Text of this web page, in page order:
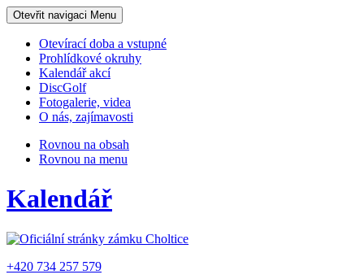
Otevřit navigaci Menu
Otevírací doba a vstupné
Prohlídkové okruhy
Kalendář akcí
DiscGolf
Fotogalerie, videa
O nás, zajímavosti
Rovnou na obsah
Rovnou na menu
Kalendář
+420 734 257 579